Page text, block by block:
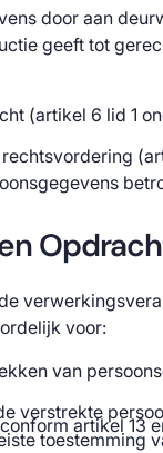
door aan
geeft tot
(artikel 6 lid 1
voor:
van
verstrekte
artikel 13
toestemming